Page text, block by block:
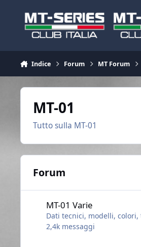
Indice Forum MT Forum
MT-01
Tutto sulla MT-01
Forum
MT-01 Varie
Dati tecnici, modelli,
2,4k messaggi